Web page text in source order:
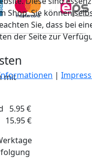
mit
5.95 €
€
Shop. Sie können
Sie, dass bei
der Seite zur
|